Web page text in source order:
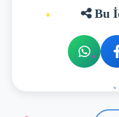
Bu